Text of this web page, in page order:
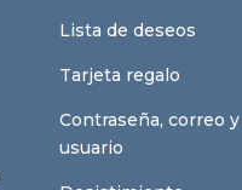
Lista de deseos
Tarjeta regalo
Contraseña, correo y
usuario